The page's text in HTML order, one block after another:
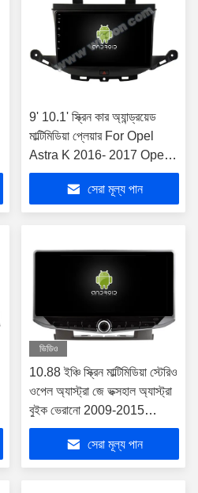
9' 10.1' স্ক্রিন কার অ্যান্ড্রয়েড
মাল্টিমিডিয়া প্লেয়ার For Opel
Astra K 2016- 2017 Opel
Mokka Vauxhall mokka
2016- 2018,Buick
সেরা মূল্য পান
ভিডিও
10.88 ইঞ্চি স্ক্রিন মাল্টিমিডিয়া স্টেরিও
ওপেল অ্যাস্ট্রা জে ভক্সহাল অ্যাস্ট্রা
বুইক ভেরানো 2009-2015
জিপিএস কারপ্লে প্লেয়ার মাল্টিমিড
সেরা মূল্য পান